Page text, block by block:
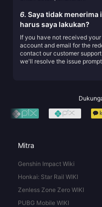
6. Saya tidak menerima
harus saya lakukan?
If you have not received
account and email for the
contact our customer
we'll resolve the issue
Mitra
Genshin Impact Wiki
Honkai: Star Rail WIKI
Zenless Zone Zero WIKI
PUBG Mobile WIKI